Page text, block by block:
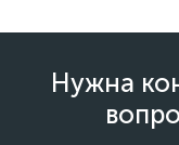
Нужна